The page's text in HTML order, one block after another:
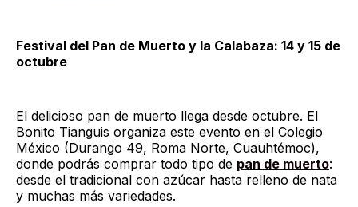
Festival del Pan de Muerto y la Calabaza: 14 y 15 de
octubre
El delicioso pan de muerto llega desde octubre. El
Bonito Tianguis organiza este evento en el Colegio
México (Durango 49, Roma Norte, Cuauhtémoc),
donde podrás comprar todo tipo de pan de muerto:
desde el tradicional con azúcar hasta relleno de nata
y muchas más variedades.